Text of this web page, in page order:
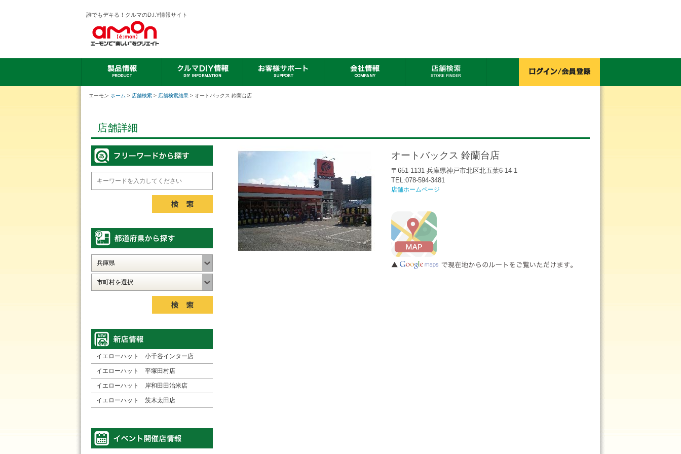
誰でもデキる！クルマのD.I.Y情報サイト
エーモン ホーム > 店舗検索 > 店舗検索結果 > オートバックス 鈴蘭台店
店舗詳細
イエローハット 小千谷インター店
イエローハット 平塚田村店
イエローハット 岸和田田治米店
イエローハット 茨木太田店
オートバックス 鈴蘭台店
〒651-1131 兵庫県神戸市北区北五葉6-14-1
TEL:078-594-3481
店舗ホームページ